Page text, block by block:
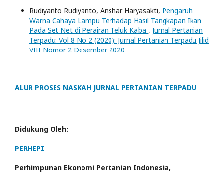
Rudiyanto Rudiyanto, Anshar Haryasakti, Pengaruh
Warna Cahaya Lampu Terhadap Hasil Tangkapan Ikan
Pada Set Net di Perairan Teluk Ka’ba , Jurnal Pertanian
Terpadu: Vol 8 No 2 (2020): Jurnal Pertanian Terpadu Jilid
VIII Nomor 2 Desember 2020
ALUR PROSES NASKAH JURNAL PERTANIAN TERPADU
Didukung Oleh:
PERHEPI
Perhimpunan Ekonomi Pertanian Indonesia,